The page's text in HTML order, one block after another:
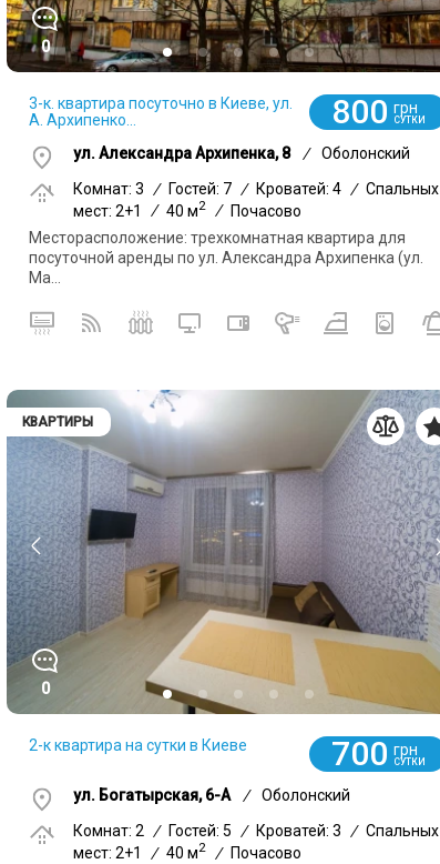
0
3-к. квартира посуточно в Киеве, ул.
А. Архипенко...
800 грн
СУТКИ
ул. Александра Архипенка, 8 /
Оболонский
Комнат: 3
/ Гостей: 7 / Кроватей: 4 / Спальных
мест: 2+1
/ 40 м2 / Почасово
Месторасположение: трехкомнатная квартира для
посуточной аренды по ул. Александра Архипенка (ул.
Ма...
КВАРТИРЫ
0
2-к квартира на сутки в Киеве 700 грн
СУТКИ
ул. Богатырская, 6-А /
Оболонский
Комнат: 2 / Гостей: 5 / Кроватей: 3 / Спальных
мест: 2+1
/ 40 м2 /
Почасово